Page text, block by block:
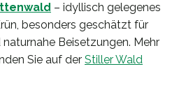
– idyllisch gelegenes
besonders geschätzt für
Beisetzungen. Mehr
Sie auf der Stiller Wald